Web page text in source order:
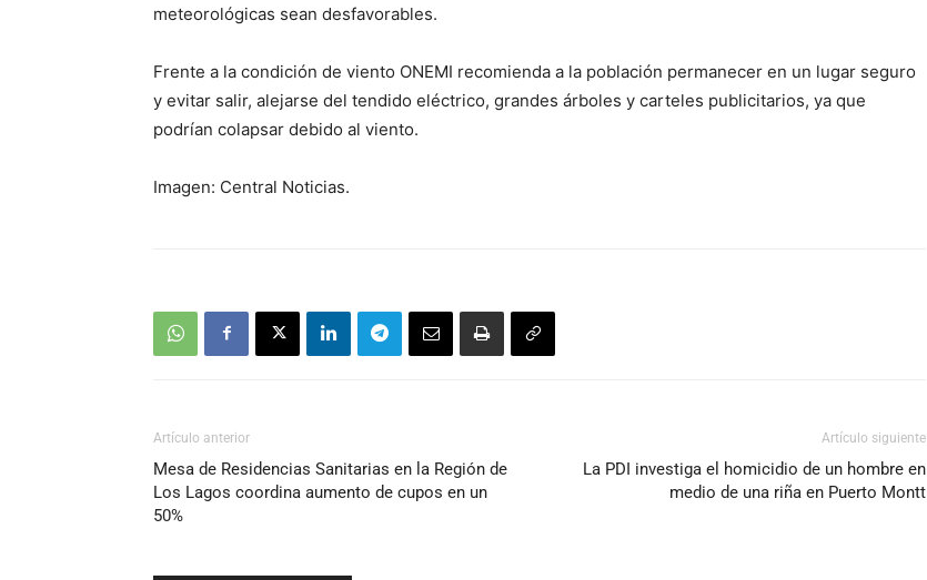
meteorológicas sean desfavorables.
Frente a la condición de viento ONEMI recomienda a la población permanecer en un lugar seguro
y evitar salir, alejarse del tendido eléctrico, grandes árboles y carteles publicitarios, ya que
podrían colapsar debido al viento.
Imagen: Central Noticias.
Artículo anterior
Mesa de Residencias Sanitarias en la Región de
Los Lagos coordina aumento de cupos en un
50%
Artículo siguiente
La PDI investiga el homicidio de un hombre en
medio de una riña en Puerto Montt